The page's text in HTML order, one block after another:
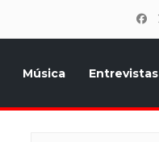
Música Entrevistas